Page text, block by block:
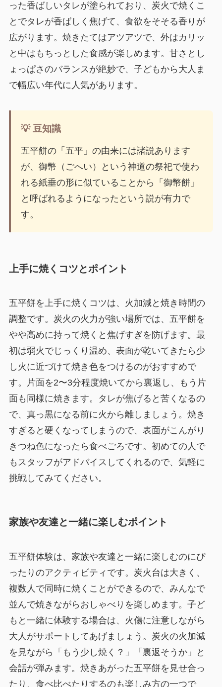
った香ばしいタレが塗られており、炭火で焼くこ
とでタレが香ばしく焦げて、食欲をそそる香りが
広がります。焼きたてはアツアツで、外はカリッ
と中はもちっとした食感が楽しめます。甘さとし
ょっぱさのバランスが絶妙で、子どもから大人ま
で幅広い年代に人気があります。
💡 豆知識
五平餅の「五平」の由来には諸説あります
が、御幣（ごへい）という神道の祭祀で使わ
れる紙垂の形に似ていることから「御幣餅」
と呼ばれるようになったという説が有力で
す。
上手に焼くコツとポイント
五平餅を上手に焼くコツは、火加減と焼き時間の
調整です。炭火の火力が強い場所では、五平餅を
やや高めに持って焼くと焦げすぎを防げます。最
初は弱火でじっくり温め、表面が乾いてきたら少
し火に近づけて焼き色をつけるのがおすすめで
す。片面を2〜3分程度焼いてから裏返し、もう片
面も同様に焼きます。タレが焦げると苦くなるの
で、真っ黒になる前に火から離しましょう。焼き
すぎると硬くなってしまうので、表面がこんがり
きつね色になったら食べごろです。初めての人で
もスタッフがアドバイスしてくれるので、気軽に
挑戦してみてください。
家族や友達と一緒に楽しむポイント
五平餅体験は、家族や友達と一緒に楽しむのにぴ
ったりのアクティビティです。炭火台は大きく、
複数人で同時に焼くことができるので、みんなで
並んで焼きながらおしゃべりを楽しめます。子ど
もと一緒に体験する場合は、火傷に注意しながら
大人がサポートしてあげましょう。炭火の火加減
を見ながら「もう少し焼く？」「裏返そうか」と
会話が弾みます。焼きあがった五平餅を見せ合っ
たり、食べ比べたりするのも楽しみ方の一つで